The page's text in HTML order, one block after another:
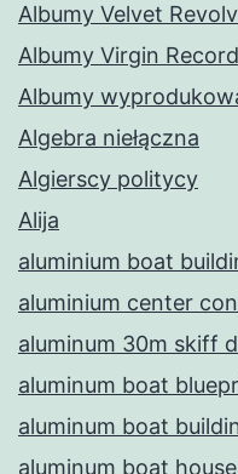
Albumy Velvet
Albumy Virgin
Albumy
Algebra niełączna
Algierscy politycy
Alija
aluminium boat
aluminium center
aluminum 30m skiff
aluminum boat
aluminum boat
aluminum boat